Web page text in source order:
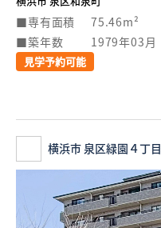
専有面積
75.46m²
築年数
1979年03月
見学予約可能
横浜市 泉区緑園４丁目